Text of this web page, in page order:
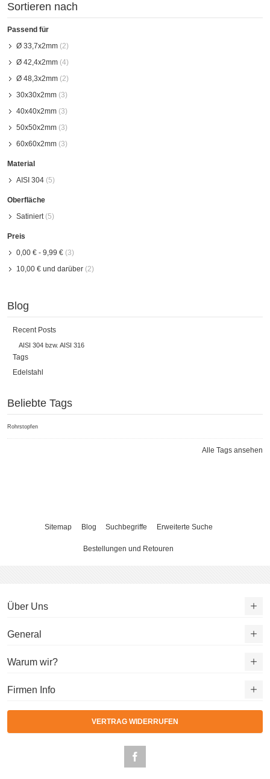
Sortieren nach
Passend für
Ø 33,7x2mm (2)
Ø 42,4x2mm (4)
Ø 48,3x2mm (2)
30x30x2mm (3)
40x40x2mm (3)
50x50x2mm (3)
60x60x2mm (3)
Material
AISI 304 (5)
Oberfläche
Satiniert(5)
Preis
0,00 € - 9,99 € (3)
10,00 € und darüber (2)
Blog
Recent Posts
AISI 304 bzw. AISI 316
Tags
Edelstahl
Beliebte Tags
Rohrstopfen
Alle Tags ansehen
Sitemap Blog Suchbegriffe Erweiterte Suche
Bestellungen und Retouren
Über Uns
General
Warum wir?
Firmen Info
VERTRAG WIDERRUFEN